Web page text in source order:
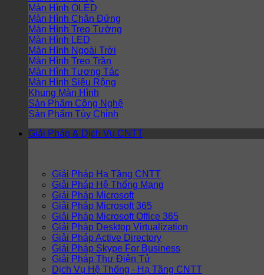
Màn Hình OLED
Màn Hình Chân Đứng
Màn Hình Treo Tường
Màn Hình LED
Màn Hình Ngoài Trời
Màn Hình Treo Trần
Màn Hình Tương Tác
Màn Hình Siêu Rộng
Khung Màn Hình
Sản Phẩm Công Nghệ
Sản Phẩm Tùy Chỉnh
Giải Pháp & Dịch Vụ CNTT
Giải Pháp Hạ Tầng CNTT
Giải Pháp Hệ Thống Mạng
Giải Pháp Microsoft
Giải Pháp Microsoft 365
Giải Pháp Microsoft Office 365
Giải Pháp Desktop Virtualization
Giải Pháp Active Directory
Giải Pháp Skype For Business
Giải Pháp Thư Điện Tử
Dịch Vụ Hệ Thống - Hạ Tầng CNTT